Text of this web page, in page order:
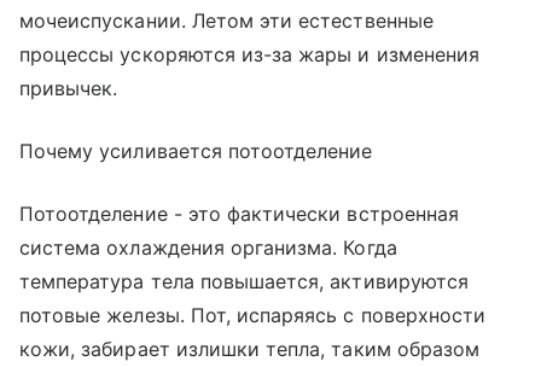
мочеиспускании. Летом эти естественные
процессы ускоряются из-за жары и изменения
привычек.
Почему усиливается потоотделение
Потоотделение - это фактически встроенная
система охлаждения организма. Когда
температура тела повышается, активируются
потовые железы. Пот, испаряясь с поверхности
кожи, забирает излишки тепла, таким образом